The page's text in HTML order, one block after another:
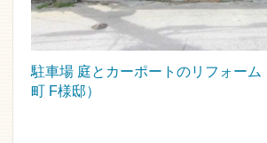
駐車場 庭とカーポートのリフォーム
町 F様邸）